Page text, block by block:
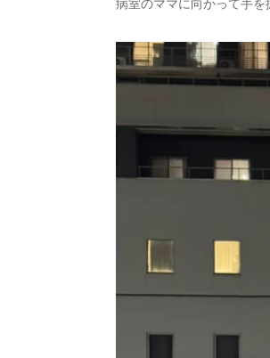
病室のママに向かって手を